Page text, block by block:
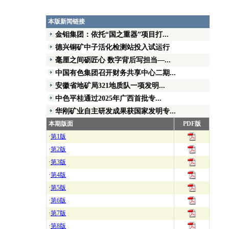
本版新闻链接
金钼集团：依托“国之重器”项目打...
德兴铜矿中子活化检测站投入试运行
毫厘之间砺匠心 数字背后写担当—...
中国有色集团召开财务共享中心二期...
安徽省地矿局321地质队一项发明...
中色平桂通过2025年广西首批专...
华刚矿业自主研发成果获国家发明专...
本期版面
PDF版
·第1版
·第2版
·第3版
·第4版
·第5版
·第6版
·第7版
·第8版